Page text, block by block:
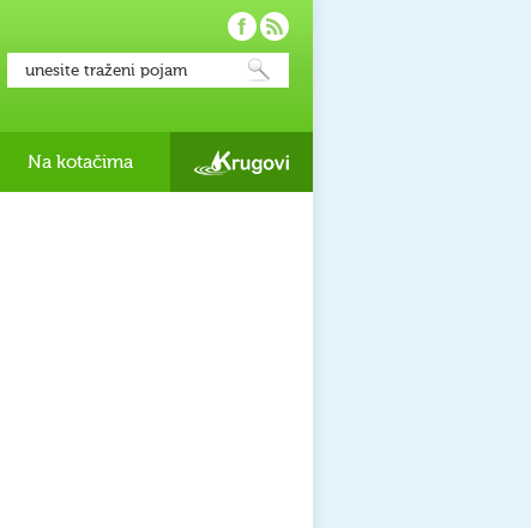
Na kotačima